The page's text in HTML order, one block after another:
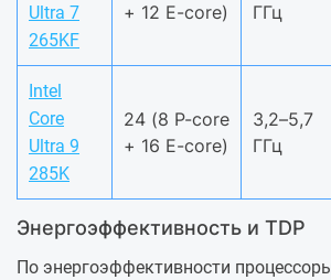
Ultra 7
265KF
+ 12 E-core)
ГГц
Intel
Core
Ultra 9
285K
24 (8 P-core
+ 16 E-core)
3,2–5,7
ГГц
Энергоэффективность и TDP
По энергоэффективности